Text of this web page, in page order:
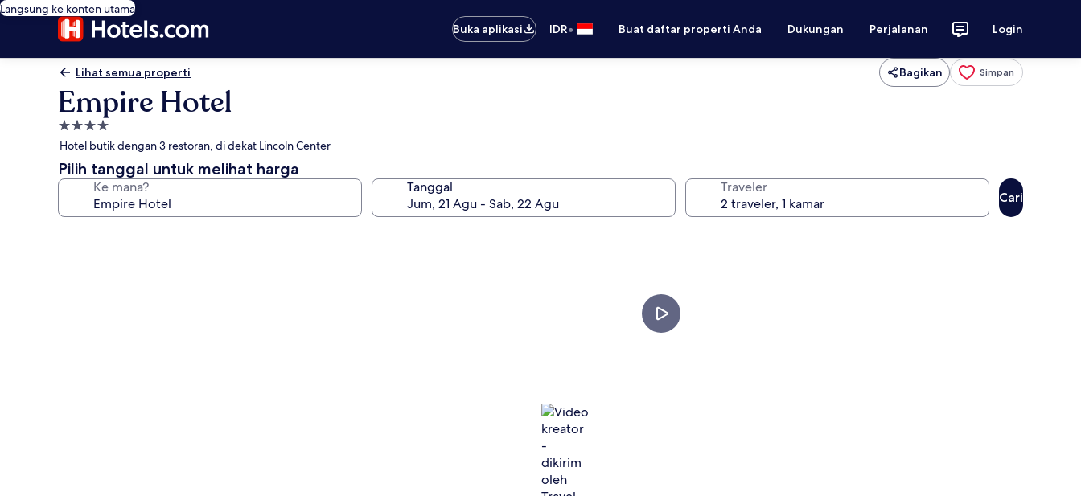
Langsung ke konten utama
Buka aplikasi
IDR• Buat daftar properti Anda Dukungan Perjalanan Login
Lihat semua properti Bagikan Simpan
Empire Hotel
Properti
bintang
4.0
Hotel butik dengan 3 restoran, di dekat Lincoln Center
Pilih tanggal untuk melihat harga
Ke mana? Tanggal Traveler
Cari